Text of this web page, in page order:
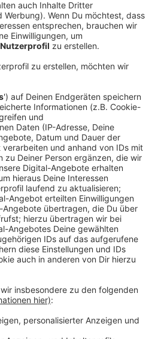
Floyd inspiriert. Darin
sterben auf den Straßen
Dinge verarbeiten, als
Sätze zu posten. Ich fand es
sagt Weiss. "Ich bin
in Amerika abgeht. Ich kann
mit Nico Santos
Klavier spielt. "Wir wollten im